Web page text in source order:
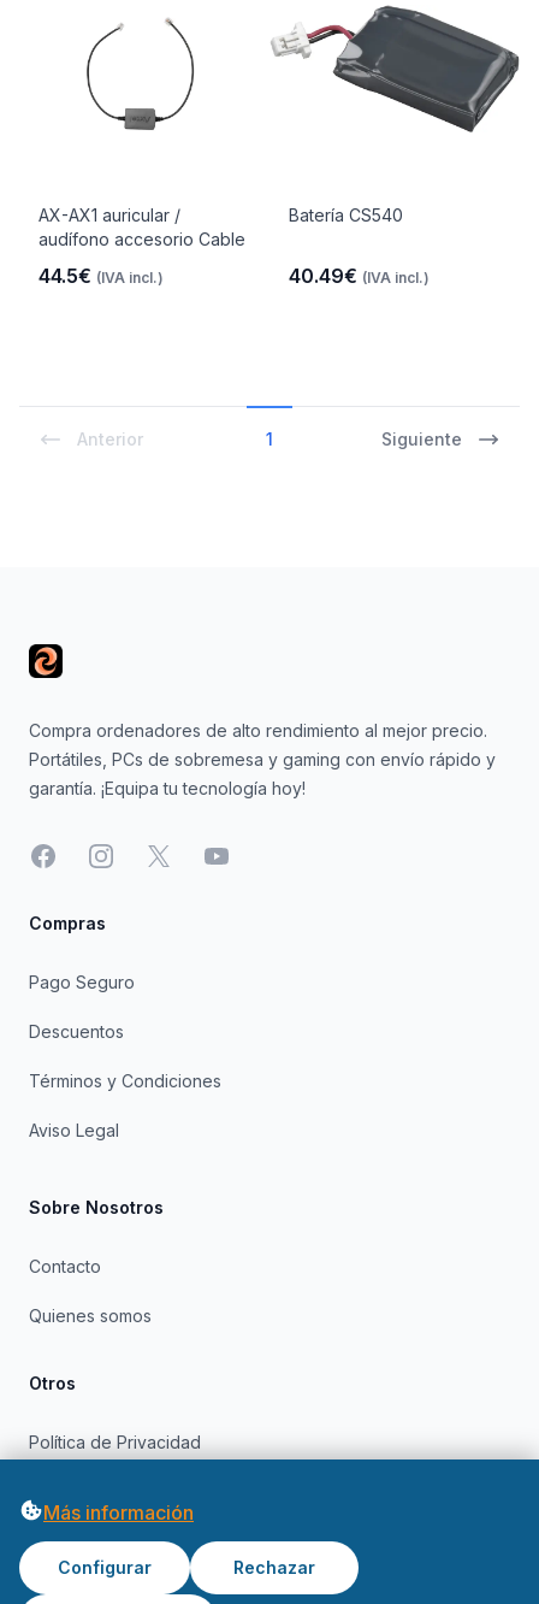
AX-AX1 auricular /
audífono accesorio Cable
44.5€ (IVA incl.)
Batería CS540
40.49€ (IVA incl.)
Anterior 1 Siguiente
Compra ordenadores de alto rendimiento al mejor precio.
Portátiles, PCs de sobremesa y gaming con envío rápido y
garantía. ¡Equipa tu tecnología hoy!
FacebookInstagram
X YouTube
Compras
Pago Seguro
Descuentos
Términos y Condiciones
Aviso Legal
Sobre Nosotros
Contacto
Quienes somos
Otros
Política de Privacidad
Más información
Configurar Rechazar